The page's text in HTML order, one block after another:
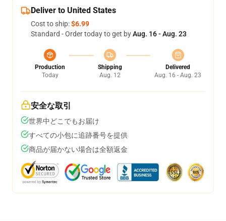
Deliver to United States
Cost to ship:$6.99
Standard - Order today to get byAug. 16 - Aug. 23
Production
Today
Shipping
Aug. 12
Delivered
Aug. 16 - Aug. 23
安全な取引
世界中どこでもお届け
すべての小包に追跡番号を提供
商品が届かない場合は全額返金